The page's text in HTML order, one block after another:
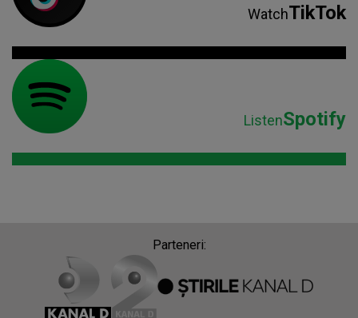
WatchTikTok
ListenSpotify
Parteneri: